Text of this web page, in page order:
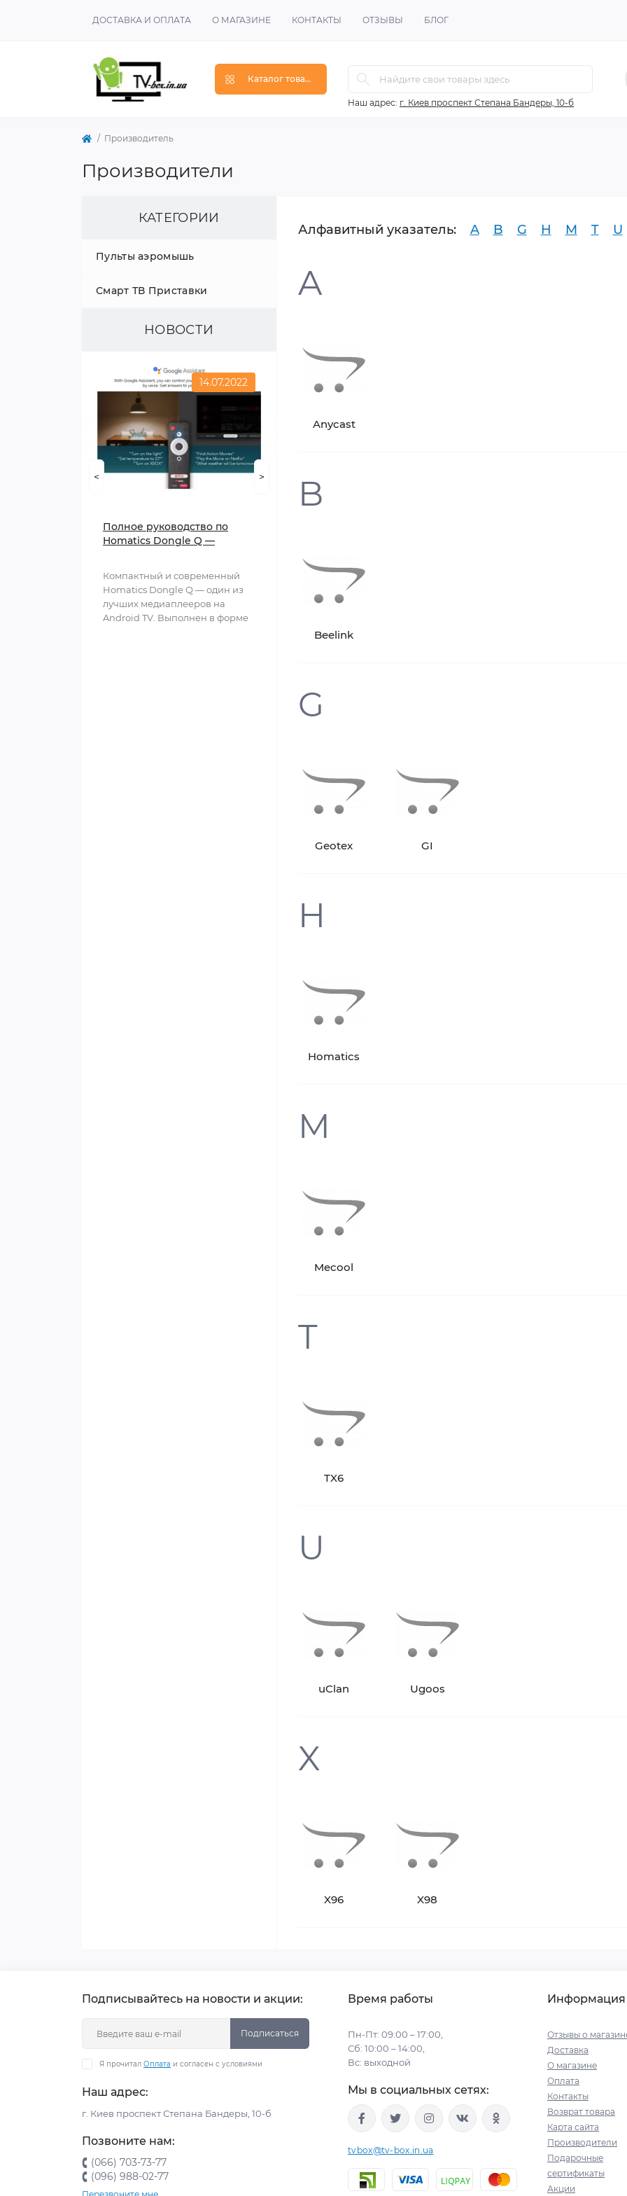
ДОСТАВКА И ОПЛАТА О МАГАЗИНЕ КОНТАКТЫ ОТЗЫВЫ БЛОГ
Каталог товаров
Наш адрес: г. Киев проспект Степана Бандеры, 10-б
Производитель
Производители
КАТЕГОРИИ
Пульты аэромышь
Смарт ТВ Приставки
НОВОСТИ
14.07.2022
Полное руководство по
Homatics Dongle Q —
Android TV
Компактный и современный
Homatics Dongle Q — один из
лучших медиаплееров на
Android TV. Выполнен в форме
< >
Алфавитный указатель: A B G H M T U
A
Anycast
B
Beelink
G
Geotex GI
H
Homatics
M
Mecool
T
TX6
U
uClan Ugoos
X
X96 X98
Подписывайтесь на новости и акции:
Подписаться
Я прочитал Оплата и согласен с условиями
Наш адрес:
г. Киев проспект Степана Бандеры, 10-б
Позвоните нам:
(066) 703-73-77
(096) 988-02-77
Время работы
Пн-Пт: 09:00 – 17:00,
Сб: 10:00 – 14:00,
Вс: выходной
Мы в социальных сетях:
tvbox@tv-box.in.ua
Информация
Отзывы о
Доставка
О магазине
Оплата
Контакты
Возврат товара
Карта сайта
Производители
Подарочные
сертификаты
Акции